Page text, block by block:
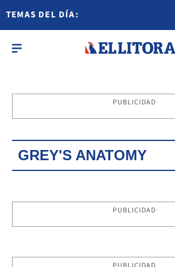
TEMAS DEL DÍA:
PUBLICIDAD
GREY'S ANATOMY
PUBLICIDAD